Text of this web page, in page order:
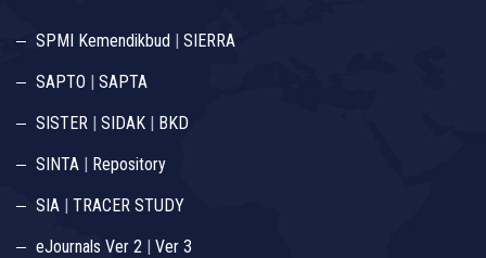
SPMI Kemendikbud | SIERRA
SAPTO | SAPTA
SISTER | SIDAK | BKD
SINTA | Repository
SIA | TRACER STUDY
eJournals Ver 2 | Ver 3